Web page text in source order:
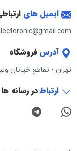
ایمیل های
آدرس فروشگاه
تهران - تقاطع خیابان
ارتباطدر رسانه ها